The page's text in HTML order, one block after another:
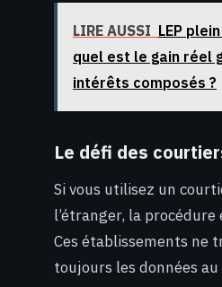
LIRE AUSSI LEP
quel est le gain réel
intérêts composés ?
Le défi des
Si vous utilisez un
l’étranger, la
Ces établissements ne
toujours les données